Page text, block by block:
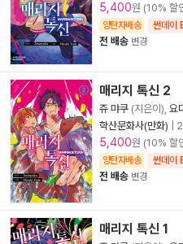
5,400원 (10% 할
양탄자배송 썬데이
전 배송 변경
매리지 톡신 2
쥬 먀쿠 (지은이), 요
학산문화사(만화)
5,400원 (10% 할
양탄자배송 썬데이
전 배송 변경
매리지 톡신 1